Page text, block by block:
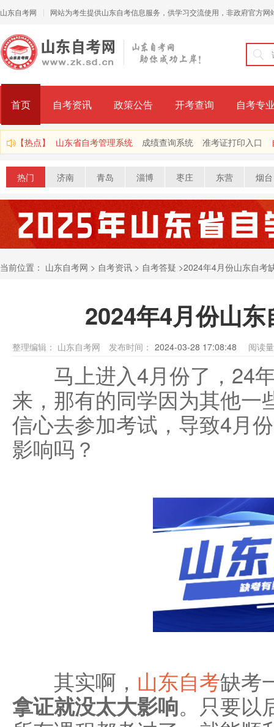
山东自考网 网站为考生提供山东自考信息服务，供学习交流使用，非政府官方
首页 自考资讯 政策公告 开考查询 自考专
【热点】 山东省自考管理系统 成绩查询系统 准考证打印入口
热门 济南 青岛 淄博 枣庄 东营 烟台
当前位置： 山东自考网 > 自考资讯 > 自考答疑 >2024年4月份山东自考
2024年4月份山
整理编辑： 山东自考网 发布时间： 2024-03-28 17:08:48 阅读
马上进入4月份了，24
来，那有的同学因为其他一
信心去参加考试，导致4月
影响吗？
其实啊， 山东自考缺考
拿证就没太大影响。只要以